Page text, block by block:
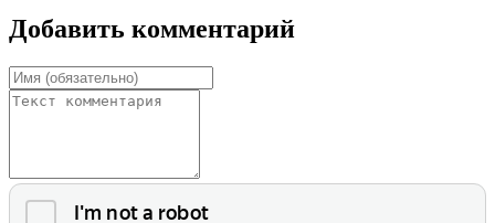
Добавить комментарий